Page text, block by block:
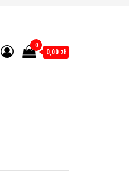
0
0,00 zł